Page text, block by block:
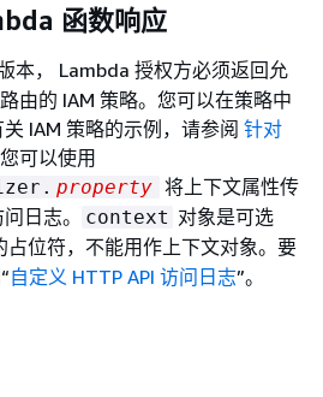
函数响应
本， Lambda 授权方必须返回允
由的 IAM 策略。您可以在策略中
IAM 策略的示例，请参阅 针对
可以使用
property 将上下文属性传
日志。
context 对象是可选
占位符，不能用作上下文对象。要
自定义 HTTP API 访问日志”。